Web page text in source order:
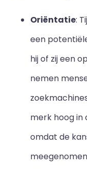
Oriëntatie:
een
hij of zij een
nemen
merk hoog
omdat de